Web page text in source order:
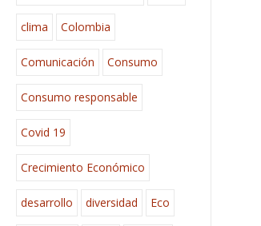
clima Colombia
Comunicación Consumo
Consumo responsable
Covid 19
Crecimiento Económico
desarrollo diversidad Eco